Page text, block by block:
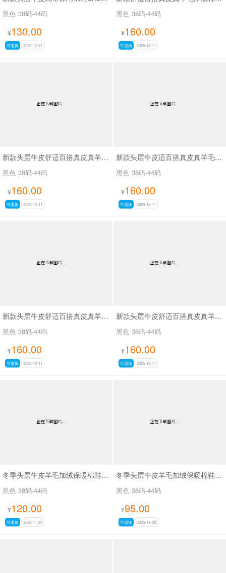
黑色 38码-44码
¥130.00
可退换 2025-12-11
黑色 38码-44码
¥160.00
可退换 2025-12-11
新款头层牛皮舒适百搭真皮真羊毛厚底棉鞋SAA31257
黑色 38码-44码
¥160.00
可退换 2025-12-11
新款头层牛皮适百搭真皮真羊毛厚底棉鞋SAA31258
黑色 38码-44码
¥160.00
可退换 2025-12-11
新款头层牛皮舒适百搭真皮真羊毛厚底棉鞋SAA31259
黑色 38码-44码
¥160.00
可退换 2025-12-11
新款头层牛皮舒适百搭真皮真羊毛厚底棉鞋SAA31255
黑色 38码-44码
¥160.00
可退换 2025-12-11
冬季头层牛皮羊毛加绒保暖棉鞋一脚蹬高帮防滑爸爸鞋SA96610
黑色 38码-44码
¥120.00
可退换 2025-11-28
冬季头层牛皮羊毛加绒保暖棉鞋一脚蹬高帮防滑爸爸鞋SA9199
黑色 38码-44码
¥95.00
可退换 2025-11-28